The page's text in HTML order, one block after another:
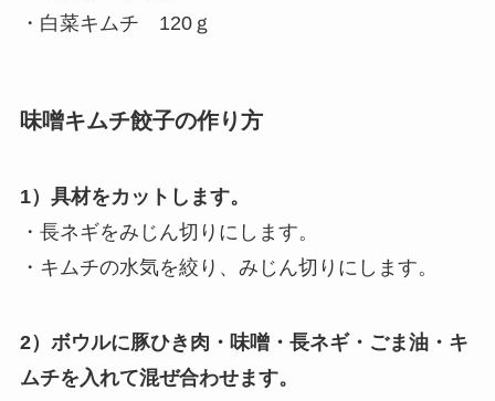
・白菜キムチ 120ｇ
味噌キムチ餃子の作り方
1）具材をカットします。
・長ネギをみじん切りにします。
・キムチの水気を絞り、みじん切りにします。
2）ボウルに豚ひき肉・味噌・長ネギ・ごま油・キ
ムチを入れて混ぜ合わせます。